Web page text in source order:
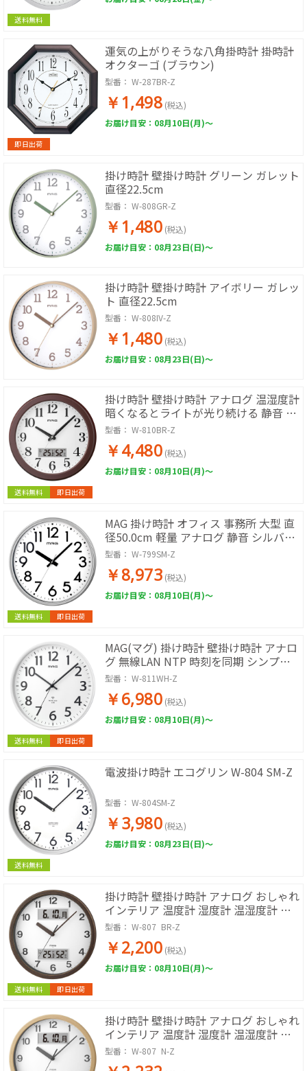
送料無料
即日出荷
運気の上がりそうな八角掛時計 掛時計
オクターゴ (ブラウン)
型番： W-287BR-Z
￥1,498 (税込)
お届け目安：08月10日(月)～
掛け時計 壁掛け時計 グリーン ガレット
直径22.5cm
型番： W-808GR-Z
￥1,480 (税込)
お届け目安：08月23日(日)～
掛け時計 壁掛け時計 アイボリー ガレッ
ト 直径22.5cm
型番： W-808IV-Z
￥1,480 (税込)
お届け目安：08月23日(日)～
送料無料 即日出荷
掛け時計 壁掛け時計 アナログ 温湿度計
暗くなるとライトが光り続ける 静音 直
径30.8cm ブラウン メイヤ
型番： W-810BR-Z
￥4,480 (税込)
お届け目安：08月10日(月)～
送料無料 即日出荷
MAG 掛け時計 オフィス 事務所 大型 直
径50.0cm 軽量 アナログ 静音 シルバー
メガタイム W-799SM-Z
型番： W-799SM-Z
￥8,973 (税込)
お届け目安：08月10日(月)～
送料無料 即日出荷
MAG(マグ) 掛け時計 壁掛け時計 アナロ
グ 無線LAN NTP 時刻を同期 シンプル
インテリア リビング オフィス 夜間秒針
停止 直径32.7cm ホワイト シグナルキ
ーパー
型番： W-811WH-Z
￥6,980 (税込)
お届け目安：08月10日(月)～
送料無料
電波掛け時計 エコグリン W-804 SM-Z
型番： W-804SM-Z
￥3,980 (税込)
お届け目安：08月23日(日)～
送料無料 即日出荷
掛け時計 壁掛け時計 アナログ おしゃれ
インテリア 温度計 湿度計 温湿度計 カ
レンダー 静音 連続秒針 直径29.0cm 木
目調 ブラウン ダブルポイント W-807
BR-Z ノア精密
型番： W-807_BR-Z
￥2,200 (税込)
お届け目安：08月10日(月)～
掛け時計 壁掛け時計 アナログ おしゃれ
インテリア 温度計 湿度計 温湿度計 カ
レンダー 静音 連続秒針 直径29.0cm 木
目調 ナチュラル ダブルポイント W-807
型番： W-807_N-Z